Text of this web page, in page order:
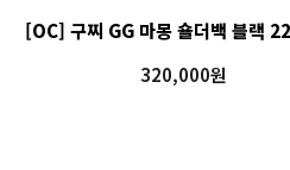
[OC] 구찌 GG 마몽 숄더백 블랙
320,000원